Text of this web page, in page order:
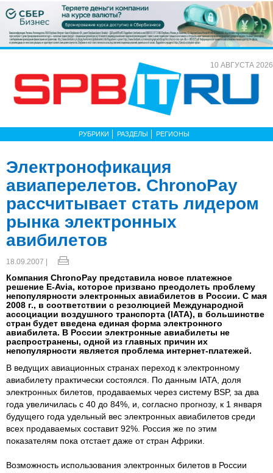
10 АВГУСТА 2026
РУБРИКИ РАЗДЕЛЫ РЕГИОНЫ
Электронофикация
авиаперелетов. ChronoPay
рассчитывает стать лидером
рынка электронных
авибилетов
18.09.2007 |
Компания ChronoPay представила новое платежное
решение E-Avia, которое призвано преодолеть проблему
непопулярности электронных авиабилетов в России. С мая
2008 г., в соответствии с резолюцией Международной
ассоциации воздушного транспорта (IATA), в большинстве
стран будет введена единая форма электронного
авиабилета. В России электронные авиабилеты не
распространены, одной из главных причин их
непопулярности является проблема интернет-платежей.
В ведущих авиационных странах переход к электронному
авиабилету практически состоялся. По данным IATA, доля
электронных билетов, продаваемых через систему BSP, за два
года увеличилась с 40 до 84%, и, согласно прогнозу, к 1 января
будущего года удельный вес электронных авиабилетов среди
всех продаваемых составит 92%. Россия же по этим
показателям пока отстает даже от стран Африки.
Возможность использования электронных билетов в России